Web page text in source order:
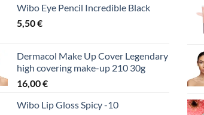
Wibo Eye Pencil Incredible Black
5,50€
Dermacol Make Up Cover Legendary
high covering make-up 210 30g
16,00€
Wibo Lip Gloss Spicy -10